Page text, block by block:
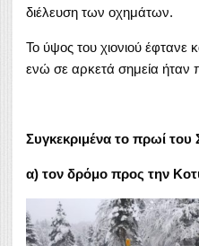
διέλευση των οχημάτων.
Το ύψος του χιονιού έφτανε
ενώ σε αρκετά σημεία ήταν
Συγκεκριμένα το πρωί του
α) τον δρόμο προς την